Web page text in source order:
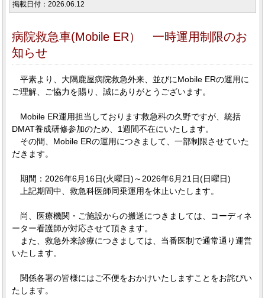
掲載日付：2026.06.12
病院救急車(Mobile ER） 一時運用制限のお
知らせ
平素より、大隅鹿屋病院救急外来、並びにMobile ERの運用に
ご理解、ご協力を賜り、誠にありがとうございます。
Mobile ER運用担当しております救急科の久野ですが、統括
DMAT養成研修参加のため、1週間不在にいたします。
その間、Mobile ERの運用につきまして、一部制限させていた
だきます。
期間：2026年6月16日(火曜日)～2026年6月21日(日曜日)
上記期間中、救急科医師同乗運用を休止いたします。
尚、医療機関・ご施設からの搬送につきましては、コーディネ
ーター看護師が対応させて頂きます。
また、救急外来診療につきましては、当番医制で通常通り運営
いたします。
関係各署の皆様にはご不便をおかけいたしますことをお詫びい
たします。